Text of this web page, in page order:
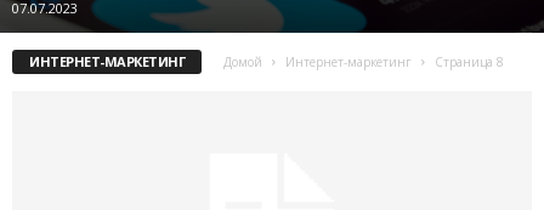
07.07.2023
ИНТЕРНЕТ-МАРКЕТИНГ Домой Интернет-маркетинг Страница 8